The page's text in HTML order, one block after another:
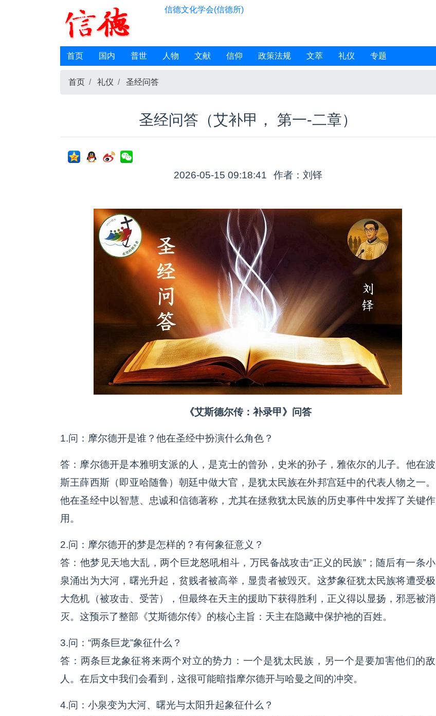
信德文化学会(信德所)
首页 国内 普世 人物 文献 信仰 政策法规 文萃 礼仪 专题
首页 礼仪 圣经问答
圣经问答（艾补甲， 第一-二章）
2026-05-15 09:18:41 作者：刘铎
《艾斯德尔传：补录甲》问答
1.问：摩尔德开是谁？他在圣经中扮演什么角色？
答：摩尔德开是本雅明支派的人，是克士的曾孙，史米的孙子，雅依尔的儿子。他在波
斯王薛西斯（即亚哈随鲁）朝廷中做大官，是犹太民族在外邦宫廷中的代表人物之一。
他在圣经中以智慧、忠诚和信德著称，尤其在拯救犹太民族的历史事件中发挥了关键作
用。
2.问：摩尔德开的梦是怎样的？有何象征意义？
答：他梦见天地大乱，两个巨龙怒吼相斗，万民备战攻击“正义的民族”；随后有一条小
泉涌出为大河，曙光升起，贫贱者被高举，显贵者被毁灭。这梦象征犹太民族将遭受极
大危机（被攻击、受苦），但最终在天主的援助下获得胜利，正义得以显扬，邪恶被消
灭。这预示了整部《艾斯德尔传》的核心主旨：天主在隐藏中保护祂的百姓。
3.问：“两条巨龙”象征什么？
答：两条巨龙象征将来两个对立的势力：一个是犹太民族，另一个是要加害他们的敌
人。在后文中我们会看到，这很可能暗指摩尔德开与哈曼之间的冲突。
4.问：小泉变为大河、曙光与太阳升起象征什么？